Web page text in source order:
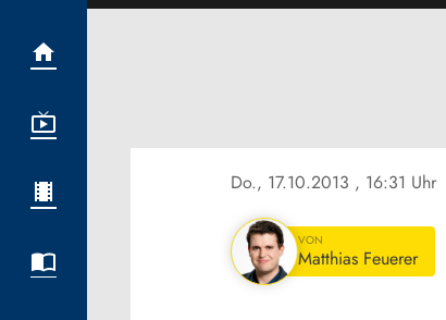
Do., 17.10.2013 , 16:31 Uhr
VON
Matthias Feuerer